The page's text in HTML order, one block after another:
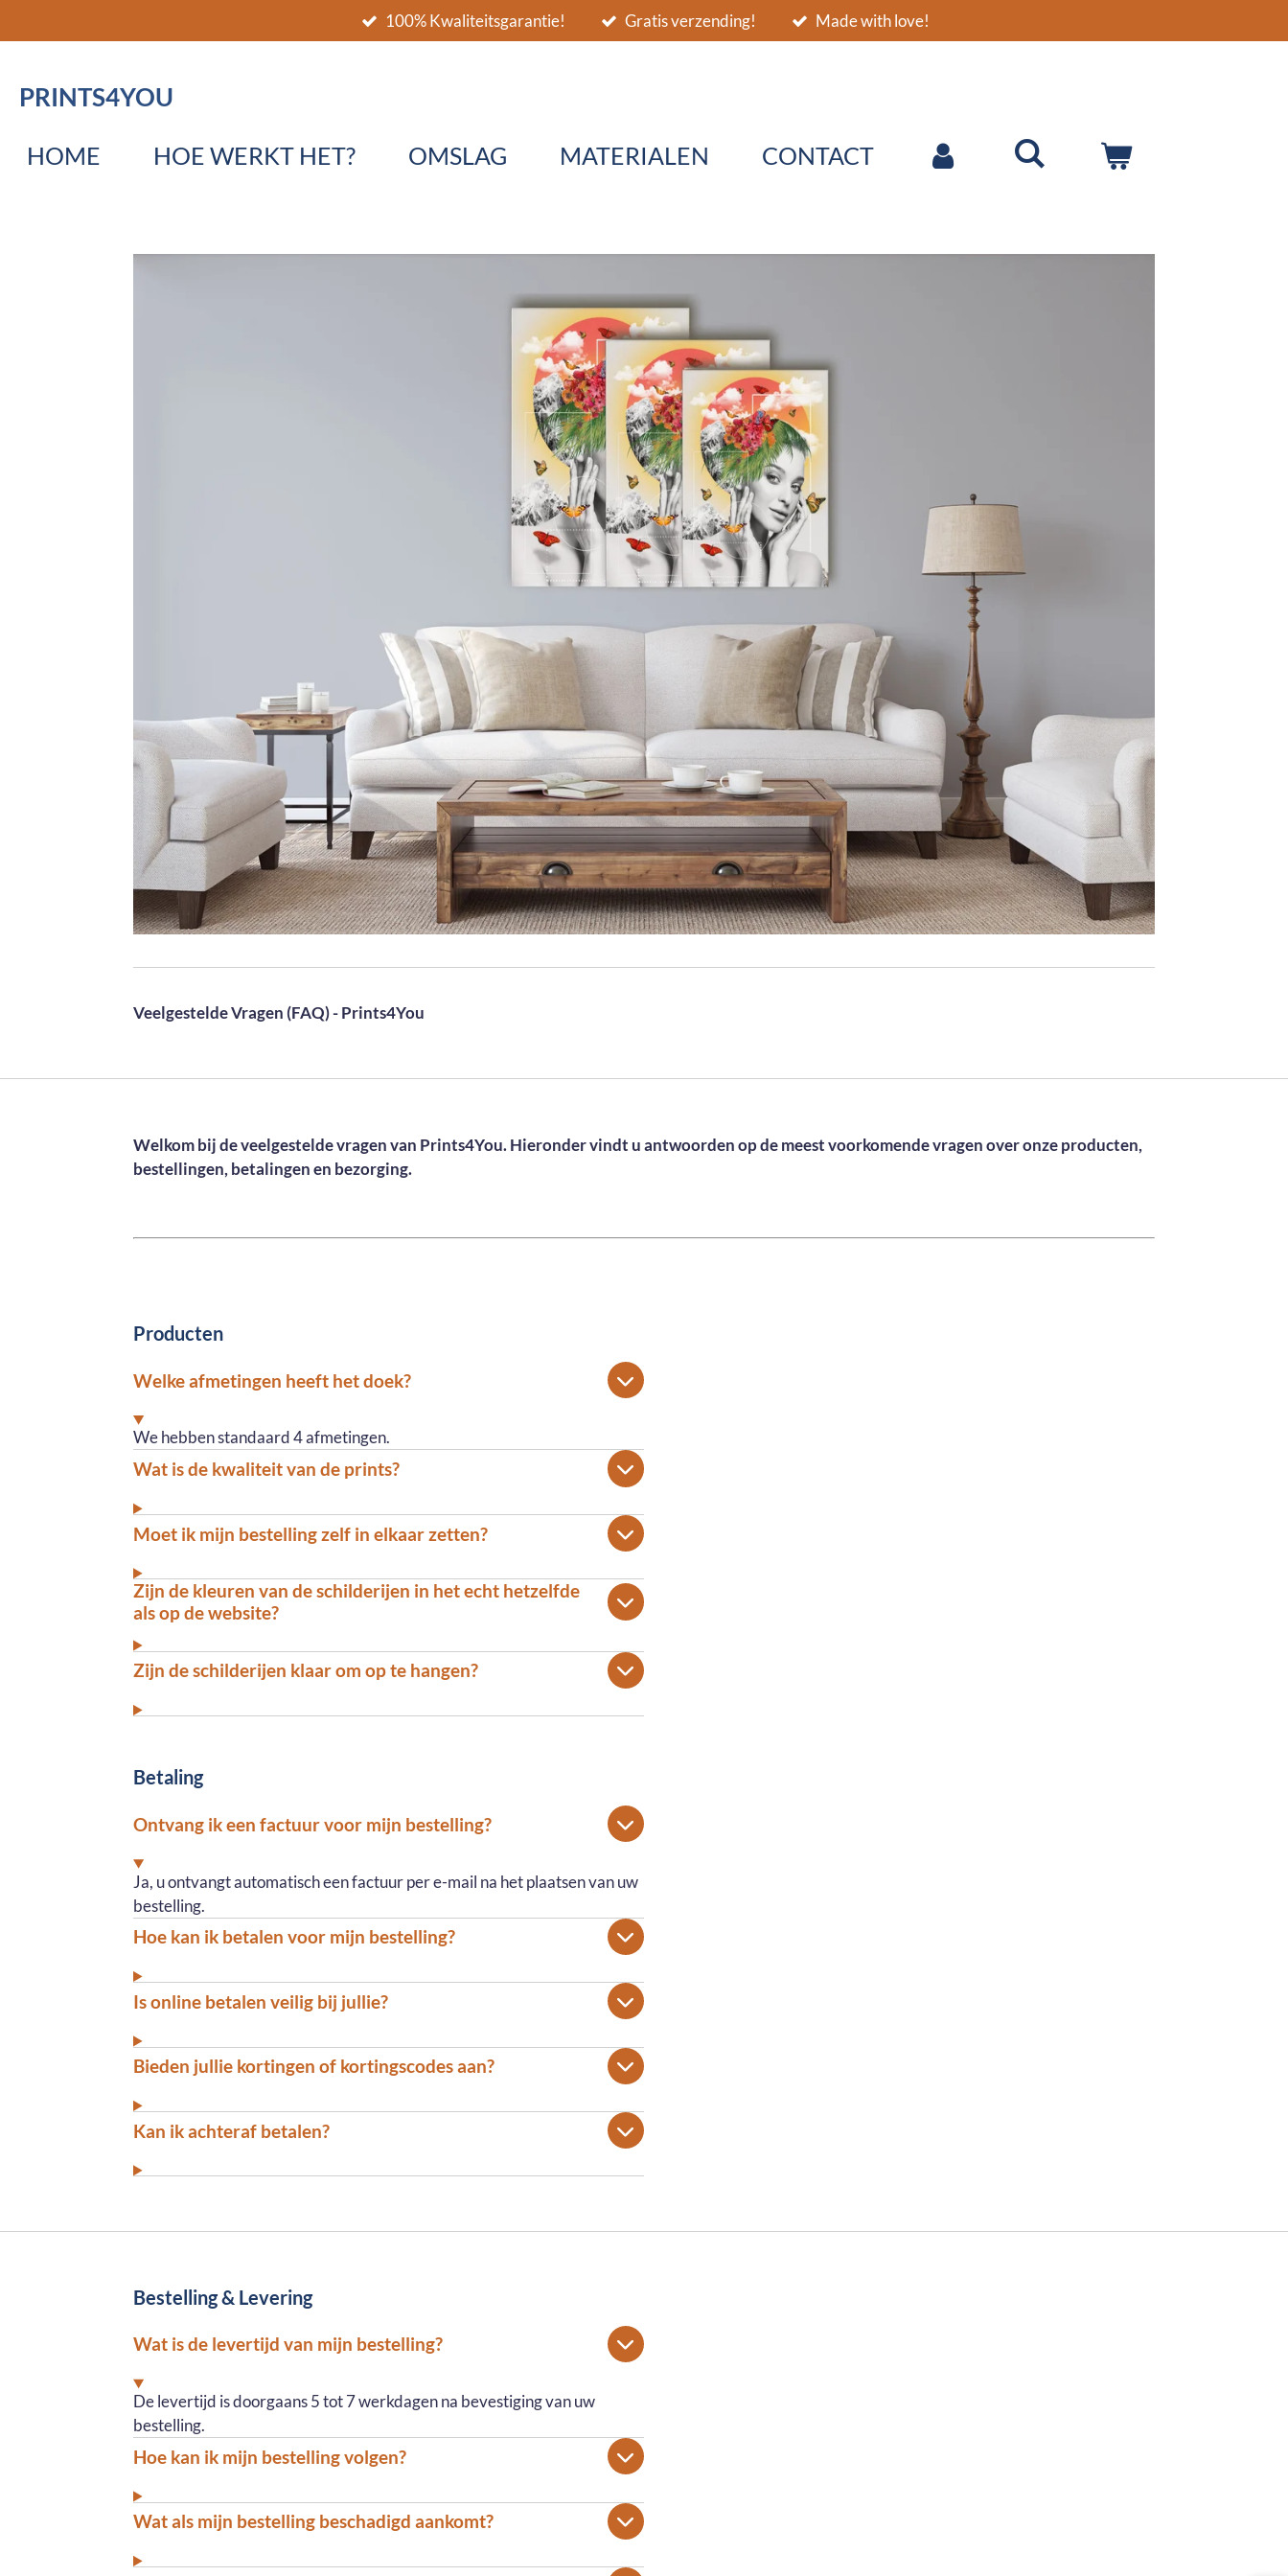
direct
de
100% Kwaliteitsgarantie! Gratis verzending! Made with love!
PRINTS4YOU
HOME HOE WERKT HET? OMSLAG MATERIALEN CONTACT
Veelgestelde Vragen (FAQ) - Prints4You
Welkom bij de veelgestelde vragen van Prints4You. Hieronder vindt u antwoorden op de meest voorkomende vragen over onze producten,
bestellingen, betalingen en bezorging.
Producten
Welke afmetingen heeft het doek?
We hebben standaard 4 afmetingen.
Wat is de kwaliteit van de prints?
Moet ik mijn bestelling zelf in elkaar zetten?
Zijn de kleuren van de schilderijen in het echt hetzelfde
als op de website?
Zijn de schilderijen klaar om op te hangen?
Betaling
Ontvang ik een factuur voor mijn bestelling?
Ja, u ontvangt automatisch een factuur per e-mail na het plaatsen van uw
bestelling.
Hoe kan ik betalen voor mijn bestelling?
Is online betalen veilig bij jullie?
Bieden jullie kortingen of kortingscodes aan?
Kan ik achteraf betalen?
Bestelling & Levering
Wat is de levertijd van mijn bestelling?
De levertijd is doorgaans 5 tot 7 werkdagen na bevestiging van uw
bestelling.
Hoe kan ik mijn bestelling volgen?
Wat als mijn bestelling beschadigd aankomt?